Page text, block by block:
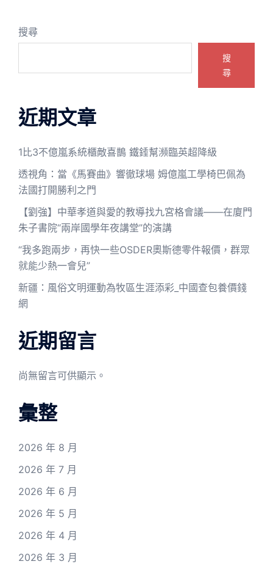
搜尋
搜
尋
近期文章
1比3不億嵐系統櫃敵喜鵲 鐵錘幫瀕臨英超降級
透視角：當《馬賽曲》響徹球場 姆億嵐工學椅巴佩為
法國打開勝利之門
【劉強】中華孝道與愛的教導找九宮格會議——在廈門
朱子書院“兩岸國學年夜講堂”的演講
“我多跑兩步，再快一些OSDER奧斯德零件報價，群眾
就能少熱一會兒”
新疆：風俗文明運動為牧區生涯添彩_中國查包養價錢
網
近期留言
尚無留言可供顯示。
彙整
2026 年 8 月
2026 年 7 月
2026 年 6 月
2026 年 5 月
2026 年 4 月
2026 年 3 月